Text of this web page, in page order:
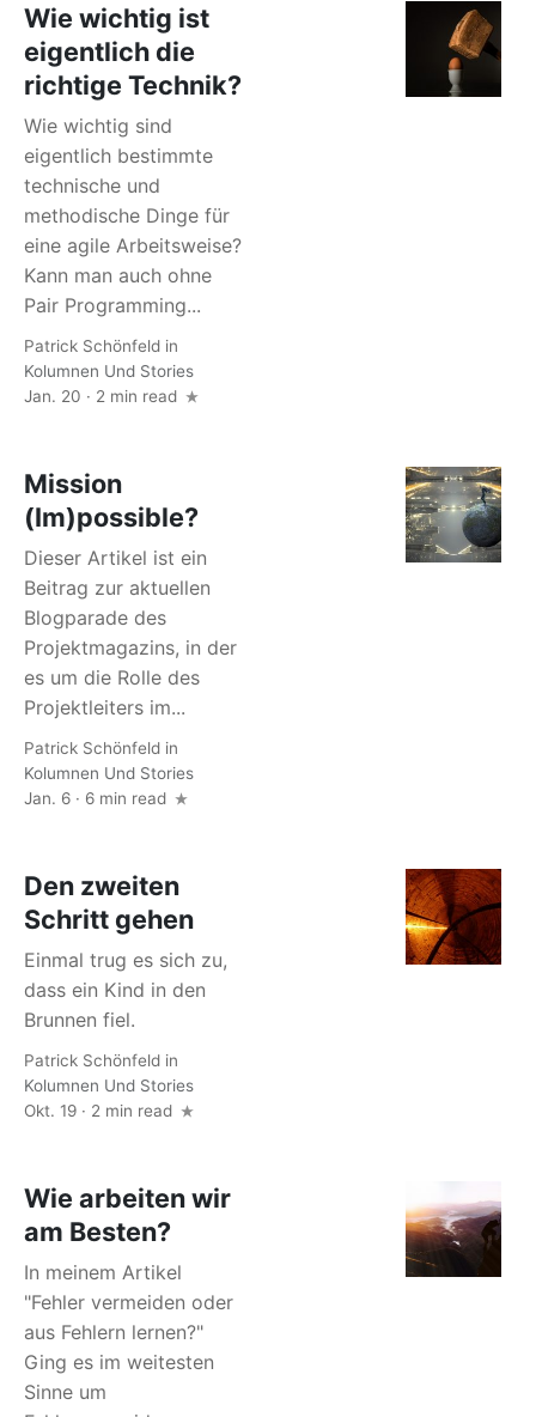
Wie wichtig ist
eigentlich die
richtige Technik?
Wie wichtig sind
eigentlich bestimmte
technische und
methodische Dinge für
eine agile Arbeitsweise?
Kann man auch ohne
Pair Programming...
Patrick Schönfeld in
Kolumnen Und Stories
Jan. 20 · 2 min read
Mission
(Im)possible?
Dieser Artikel ist ein
Beitrag zur aktuellen
Blogparade des
Projektmagazins, in der
es um die Rolle des
Projektleiters im...
Patrick Schönfeld in
Kolumnen Und Stories
Jan. 6 · 6 min read
Den zweiten
Schritt gehen
Einmal trug es sich zu,
dass ein Kind in den
Brunnen fiel.
Patrick Schönfeld in
Kolumnen Und Stories
Okt. 19 · 2 min read
Wie arbeiten wir
am Besten?
In meinem Artikel
"Fehler vermeiden oder
aus Fehlern lernen?"
Ging es im weitesten
Sinne um